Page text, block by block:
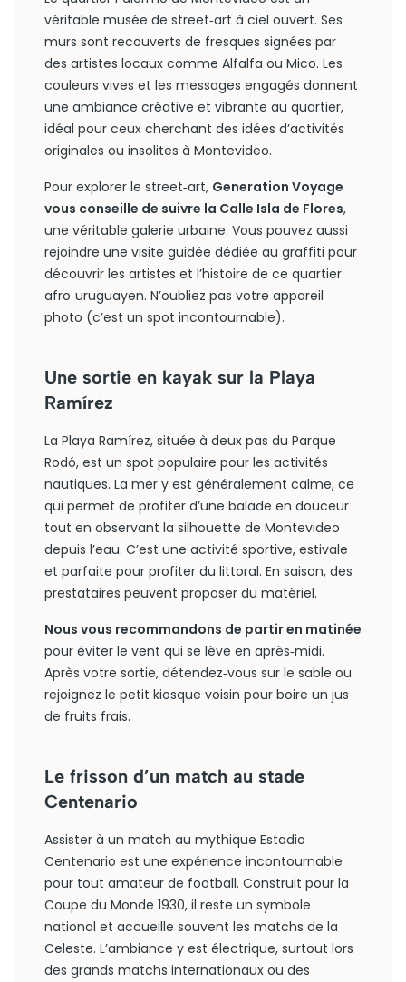
véritable musée de street‑art à ciel ouvert. Ses
murs sont recouverts de fresques signées par
des artistes locaux comme Alfalfa ou Mico. Les
couleurs vives et les messages engagés donnent
une ambiance créative et vibrante au quartier,
idéal pour ceux cherchant des idées d’activités
originales ou insolites à Montevideo.
Pour explorer le street‑art, Generation Voyage
vous conseille de suivre la Calle Isla de Flores,
une véritable galerie urbaine. Vous pouvez aussi
rejoindre une visite guidée dédiée au graffiti pour
découvrir les artistes et l’histoire de ce quartier
afro‑uruguayen. N’oubliez pas votre appareil
photo (c’est un spot incontournable).
Une sortie en kayak sur la Playa
Ramírez
La Playa Ramírez, située à deux pas du Parque
Rodó, est un spot populaire pour les activités
nautiques. La mer y est généralement calme, ce
qui permet de profiter d’une balade en douceur
tout en observant la silhouette de Montevideo
depuis l’eau. C’est une activité sportive, estivale
et parfaite pour profiter du littoral. En saison, des
prestataires peuvent proposer du matériel.
Nous vous recommandons de partir en matinée
pour éviter le vent qui se lève en après‑midi.
Après votre sortie, détendez‑vous sur le sable ou
rejoignez le petit kiosque voisin pour boire un jus
de fruits frais.
Le frisson d’un match au stade
Centenario
Assister à un match au mythique Estadio
Centenario est une expérience incontournable
pour tout amateur de football. Construit pour la
Coupe du Monde 1930, il reste un symbole
national et accueille souvent les matchs de la
Celeste. L’ambiance y est électrique, surtout lors
des grands matchs internationaux ou des